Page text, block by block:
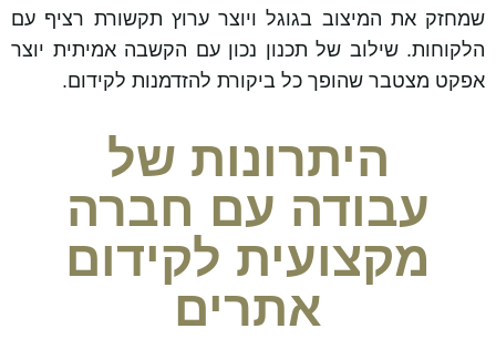
שמחזק את המיצוב בגוגל ויוצר ערוץ תקשורת רציף עם
הלקוחות. שילוב של תכנון נכון עם הקשבה אמיתית יוצר
אפקט מצטבר שהופך כל ביקורת להזדמנות לקידום.
היתרונות של
עבודה עם חברה
מקצועית לקידום
אתרים